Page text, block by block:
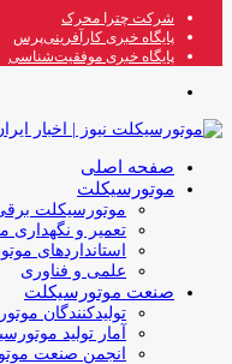
شرکت چترا محرک
پایگاه خبری کارآفرینی‌پرس
پایگاه خبری موفقیت‌شناسی
صفحه اصلی
موتورسیکلت
موتورسیکلت
تعمیر و نگهداری
استانداردهای
علمی و فناوری
صنعت موتورسیکلت
تولیدکنندگان
آمار تولید
انجمن صنعت